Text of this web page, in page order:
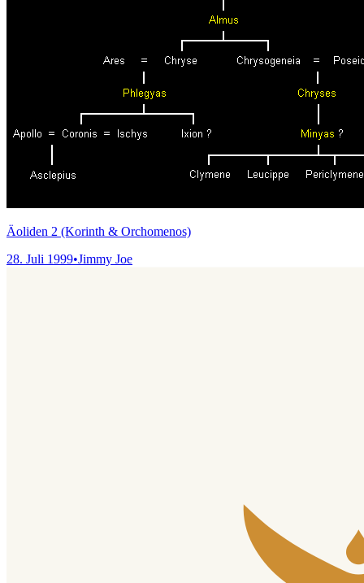
Äoliden 2 (Korinth & Orchomenos)
28. Juli 1999•Jimmy Joe